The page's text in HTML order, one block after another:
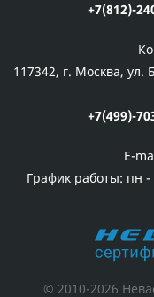
+7(812)-
117342, г. Москва, ул.
+7(499)-
E-
График работы: пн -
© 2010-2026